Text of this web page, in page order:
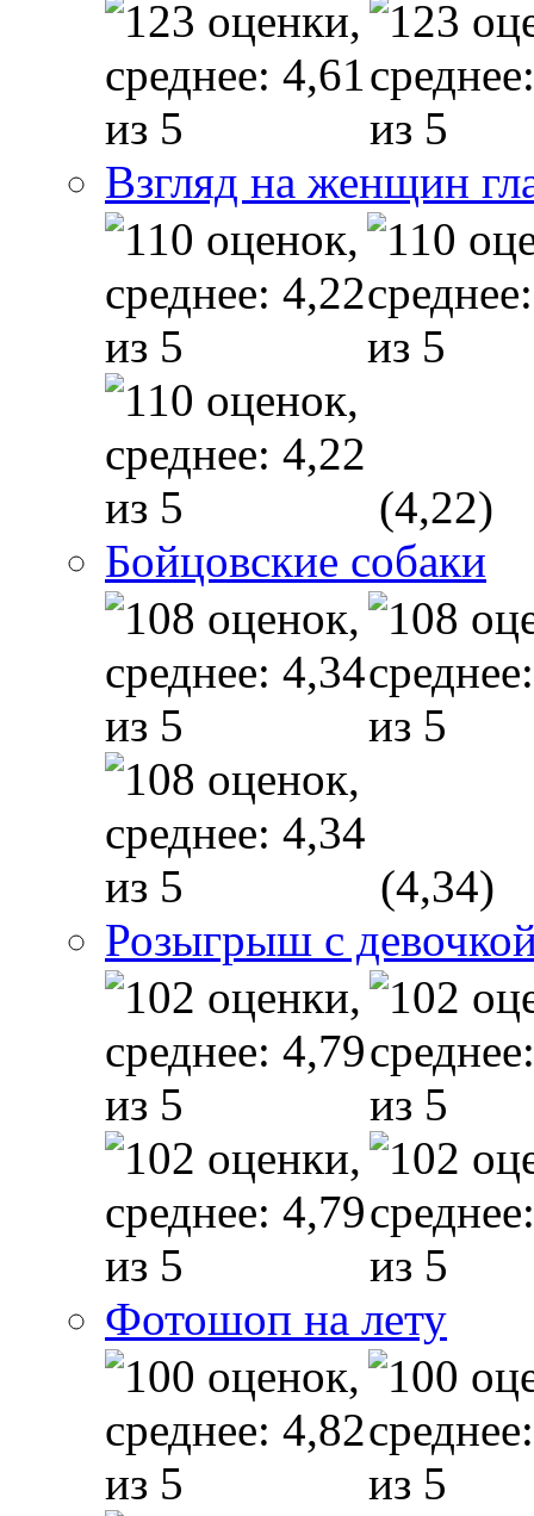
Взгляд на женщин
(4,22)
Бойцовские собаки
(4,34)
Розыгрыш с
Фотошоп на лету